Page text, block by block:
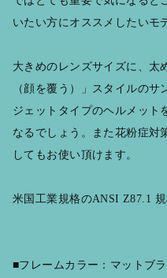
いたい方にオススメしたいモ
大きめのレンズサイズに、太
（顔を覆う）」スタイルの
ジェットタイプのヘルメット
なるでしょう。また花粉症対
してもお使い頂けます。
米国工業規格のANSI Z87.1
■フレームカラー：マットブ